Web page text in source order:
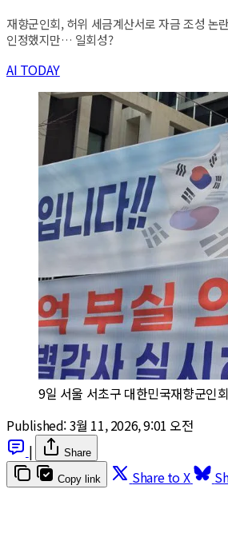
재향군인회, 허위 세금계산서로 자금 조성
인정했지만… 일회성?
AI TODAY
9일 서울 서초구 대한민국재향군인
Published:3월 11, 2026, 9:01 오전
|
Share
Copy link Share to X